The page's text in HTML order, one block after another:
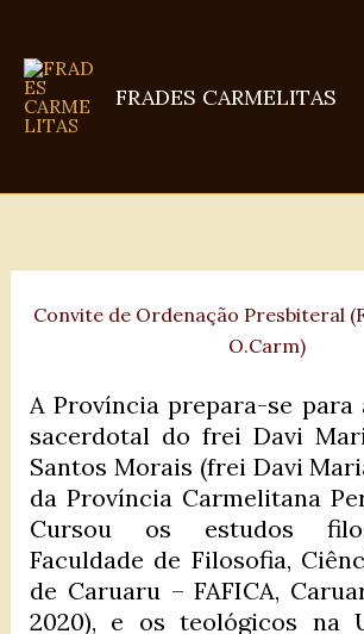
conteúdo
FRADES CARMELITAS
Convite de Ordenação Presbiteral
O.Carm)
A Província prepara-se para
sacerdotal do frei Davi
Santos Morais (frei Davi
da Província Carmelitana
Cursou os estudos
Faculdade de Filosofia,
de Caruaru – FAFICA,
2020), e os teológicos na